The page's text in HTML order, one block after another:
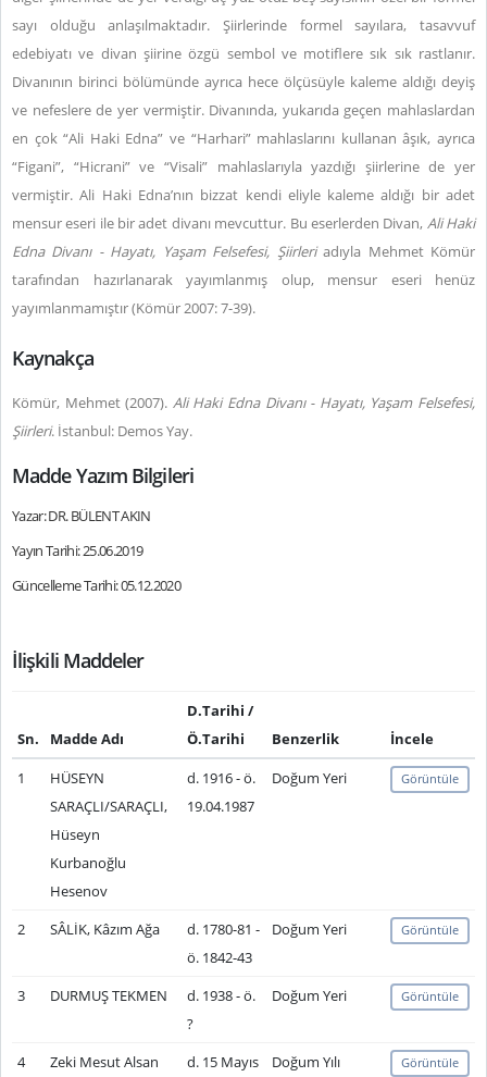
sayı olduğu anlaşılmaktadır. Şiirlerinde formel sayılara, tasavvuf
edebiyatı ve divan şiirine özgü sembol ve motiflere sık sık rastlanır.
Divanının birinci bölümünde ayrıca hece ölçüsüyle kaleme aldığı deyiş
ve nefeslere de yer vermiştir. Divanında, yukarıda geçen mahlaslardan
en çok “Ali Haki Edna” ve “Harhari” mahlaslarını kullanan âşık, ayrıca
“Figani”, “Hicrani” ve “Visali” mahlaslarıyla yazdığı şiirlerine de yer
vermiştir. Ali Haki Edna’nın bizzat kendi eliyle kaleme aldığı bir adet
mensur eseri ile bir adet divanı mevcuttur. Bu eserlerden Divan, Ali Haki
Edna Divanı - Hayatı, Yaşam Felsefesi, Şiirleriadıyla Mehmet Kömür
tarafından hazırlanarak yayımlanmış olup, mensur eseri henüz
yayımlanmamıştır (Kömür 2007: 7-39).
Kaynakça
Kömür, Mehmet (2007). Ali Haki Edna Divanı - Hayatı, Yaşam Felsefesi,
Şiirleri. İstanbul: Demos Yay.
Madde Yazım Bilgileri
Yazar: DR. BÜLENT AKIN
Yayın Tarihi: 25.06.2019
Güncelleme Tarihi: 05.12.2020
İlişkili Maddeler
Sn. Madde Adı
D.Tarihi /
Ö.Tarihi
Benzerlik
İncele
1
HÜSEYN
SARAÇLI/SARAÇLI,
Hüseyn
Kurbanoğlu
Hesenov
d. 1916 - ö.
19.04.1987
Doğum Yeri Görüntüle
2 SÂLİK, Kâzım Ağa
d. 1780-81 -
ö. 1842-43
Doğum Yeri Görüntüle
3 DURMUŞ TEKMEN
d. 1938 - ö.
?
Doğum Yeri Görüntüle
4 Zeki Mesut Alsan
d. 15 Mayıs
Doğum Yılı Görüntüle